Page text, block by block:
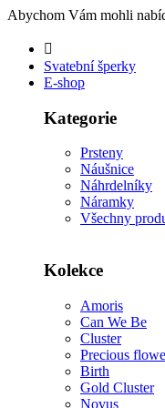
Abychom Vám mohli
Svatební šperky
E-shop
Kategorie
Prsteny
Náušnice
Náhrdelníky
Náramky
Všechny
Kolekce
Amoris
Can We Be
Cluster
Precious
Birth
Gold Cluster
Novus